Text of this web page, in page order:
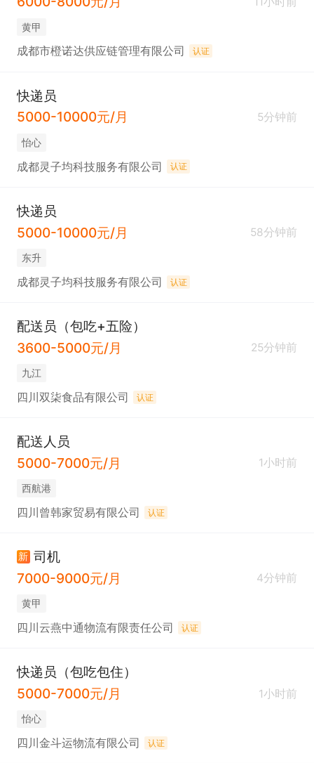
黄甲
成都市橙诺达供应链管理有限公司 认证
快递员
5000-10000元/月
5分钟前
怡心
成都灵子均科技服务有限公司 认证
快递员
5000-10000元/月
58分钟前
东升
成都灵子均科技服务有限公司 认证
配送员（包吃+五险）
3600-5000元/月
25分钟前
九江
四川双柒食品有限公司 认证
配送人员
5000-7000元/月
1小时前
西航港
四川曾韩家贸易有限公司 认证
新 司机
7000-9000元/月
4分钟前
黄甲
四川云燕中通物流有限责任公司 认证
快递员（包吃包住）
5000-7000元/月
1小时前
怡心
四川金斗运物流有限公司 认证